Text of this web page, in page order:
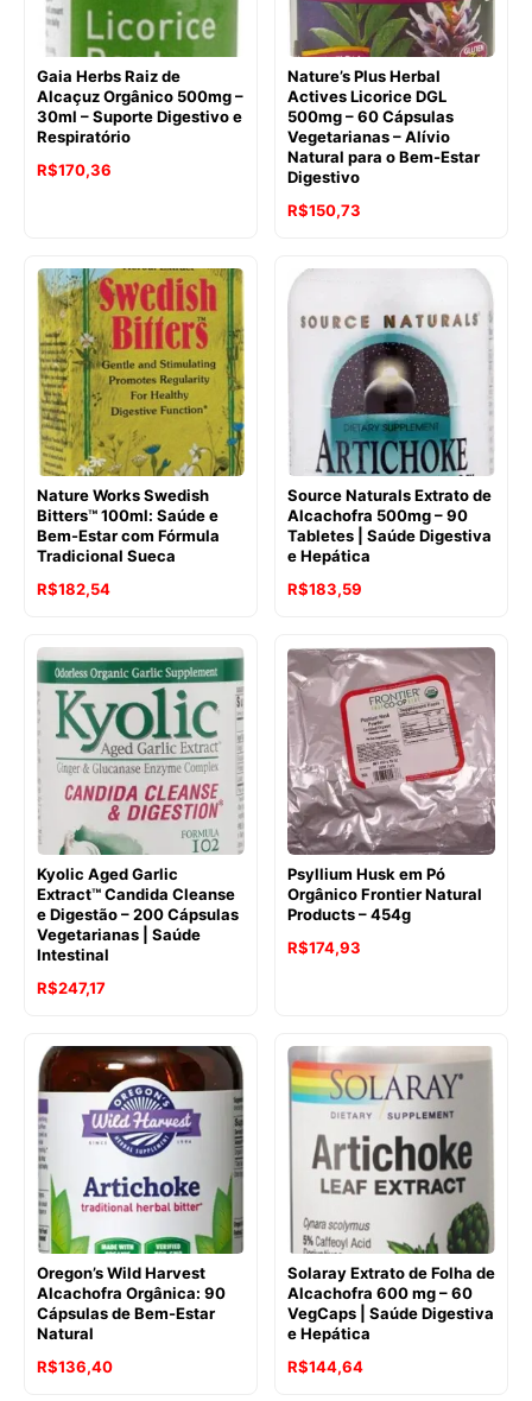
Gaia Herbs Raiz de
Alcaçuz Orgânico 500mg –
30ml – Suporte Digestivo e
Respiratório
O
R$198,29.
R$170,36
R$170,36.
Nature’s Plus Herbal
Actives Licorice DGL
500mg – 60 Cápsulas
Vegetarianas – Alívio
Natural para o Bem-Estar
Digestivo
O
original
era:
R$177,40.
R$150,73
atual
R$150,73.
Nature Works Swedish
Bitters™ 100ml: Saúde e
Bem-Estar com Fórmula
Tradicional Sueca
R$182,54
Source Naturals Extrato de
Alcachofra 500mg – 90
Tabletes | Saúde Digestiva
e Hepática
O
original
era:
R$223,39.
R$183,59
atual
R$183,59.
Kyolic Aged Garlic
Extract™ Candida Cleanse
e Digestão – 200 Cápsulas
Vegetarianas | Saúde
Intestinal
O
original
era:
R$282,45.
R$247,17O
atual
é:
R$247,17.
Psyllium Husk em Pó
Orgânico Frontier Natural
Products – 454g
O
R$240,29.
R$174,93
R$174,93.
Oregon’s Wild Harvest
Alcachofra Orgânica: 90
Cápsulas de Bem-Estar
Natural
O
R$136,40O
Solaray Extrato de Folha de
Alcachofra 600 mg – 60
VegCaps | Saúde Digestiva
e Hepática
O
R$144,64O